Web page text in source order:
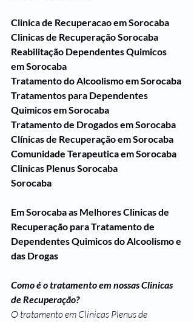
Clinica de Recuperacao em Sorocaba
Clinicas de Recuperação Sorocaba
Reabilitação Dependentes Quimicos
em Sorocaba
Tratamento do Alcoolismo em Sorocaba
Tratamentos para Dependentes
Quimicos em Sorocaba
Tratamento de Drogados em Sorocaba
Clínicas de Recuperação em Sorocaba
Comunidade Terapeutica em Sorocaba
Clinicas Plenus Sorocaba
Sorocaba
Em Sorocaba as Melhores Clinicas de
Recuperação para Tratamento de
Dependentes Quimicos do Alcoolismo e
das Drogas
Como é o tratamento em nossas Clinicas
de Recuperação?
O tratamento em Clinicas Plenus de